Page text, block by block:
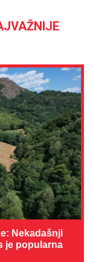
Nekadašnji
je popularna